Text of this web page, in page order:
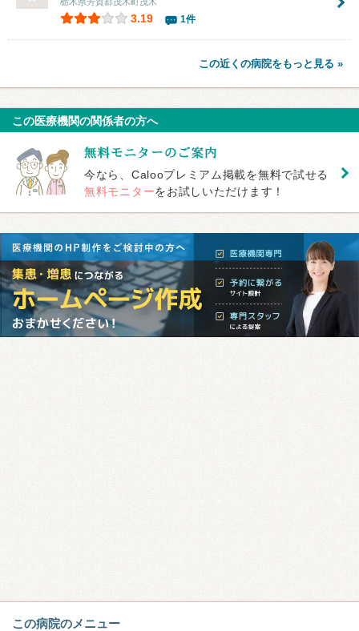
3.19 1件
この近くの病院をもっと見る »
この医療機関の関係者の方へ
今なら、Calooプレミアム掲載を無料で試せる
無料モニターをお試しいただけます！
この病院のメニュー